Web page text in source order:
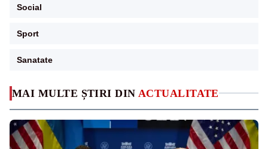
MAI MULTE ȘTIRI DIN ACTUALITATE
Social
Sport
Sanatate